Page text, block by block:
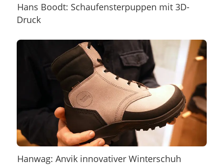
Hans Boodt: Schaufensterpuppen mit 3D-
Druck
Hanwag: Anvik innovativer Winterschuh